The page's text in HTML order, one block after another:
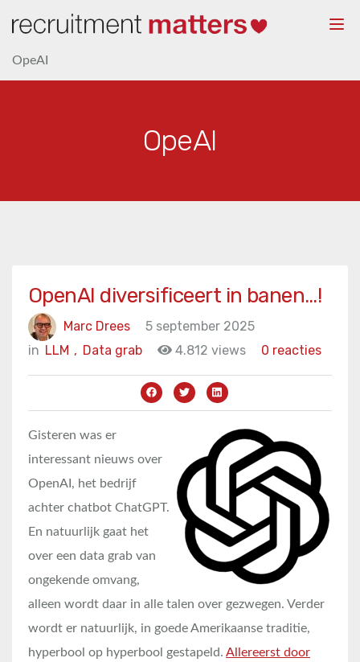
OpeAI
OpeAI
OpenAI diversificeert in banen…!
Marc Drees
5 september 2025
in
Data grab
LLM , 4.812 views 0 reacties
Gisteren was er
interessant nieuws over
OpenAI, het bedrijf
achter chatbot ChatGPT.
En natuurlijk gaat het
over een data grab van
ongekende omvang,
alleen wordt daar in alle talen over gezwegen. Verder
wordt er natuurlijk, in goede Amerikaanse traditie,
hyperbool op hyperbool gestapeld. Allereerst door